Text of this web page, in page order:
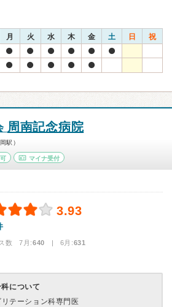
月 火 水 木 金 土 日 祝
周南記念病院
駅）
マイナ受付
3.93
数 7月:640 | 6月:631
について
リテーション科専門医